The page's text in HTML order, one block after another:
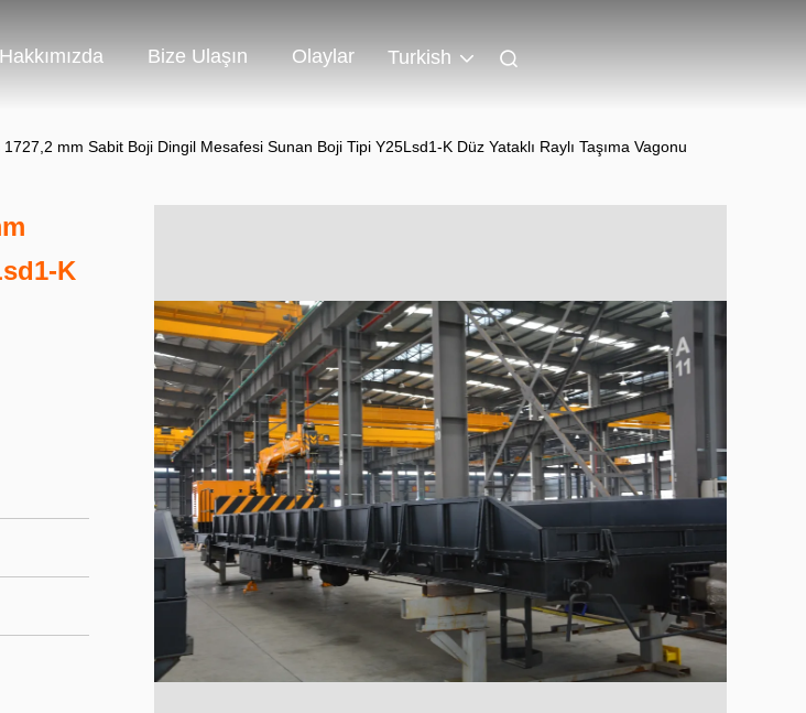
Hakkımızda Bize Ulaşın Olaylar Turkish
1727,2 mm Sabit Boji Dingil Mesafesi Sunan Boji Tipi Y25Lsd1-K Düz Yataklı Raylı Taşıma Vagonu
K